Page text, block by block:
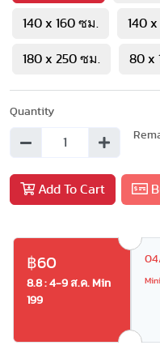
140 x 160 ซม. 140
180 x 250 ซม. 80 x
Quantity
Add To Cart
฿60
8.8 : 4-9 ส.ค. Min
199